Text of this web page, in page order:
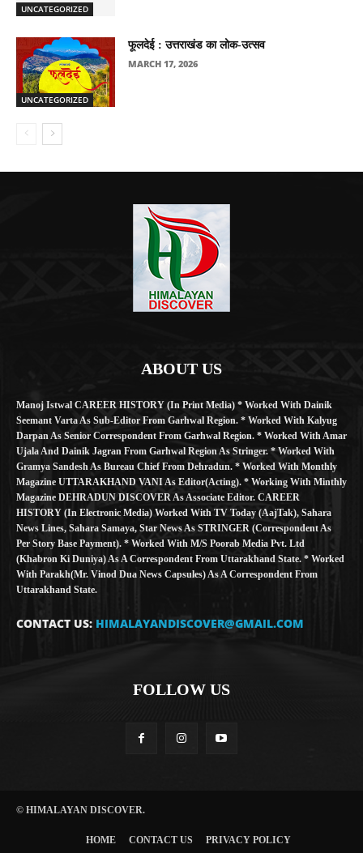
UNCATEGORIZED
UNCATEGORIZED
फूलदेई : उत्तराखंड का लोक-उत्सव
MARCH 17, 2026
ABOUT US
Manoj Istwal CAREER HISTORY (in Print Media) * Worked With Dainik
Seemant Varta As Sub-Editor From Garhwal Region. * Worked With Kalyug
Darpan As Senior Correspondent From Garhwal Region. * Worked With Amar
Ujala And Dainik Jagran From Garhwal Region As Stringer. * Worked With
Gramya Sandesh As Bureau Chief From Dehradun. * Worked With Monthly
Magazine UTTARAKHAND VANI As Editor(Acting). * Working With Minthly
Magazine DEHRADUN DISCOVER As Associate Editor. CAREER
HISTORY (in Electronic Media) Worked With TV Today (AajTak), Sahara
News Lines, Sahara Samaya, Star News As STRINGER (Correspondent As
Per Story Base Payment). * Worked With M/S Poorab Media Pvt. Ltd
(Khabron Ki Duniya) As A Correspondent From Uttarakhand State. * Worked
With Parakh(Mr. Vinod Dua News Capsules) As A Correspondent From
Uttarakhand State.
CONTACT US: HIMALAYANDISCOVER@GMAIL.COM
FOLLOW US
© HIMALAYAN DISCOVER.
HOME CONTACT US PRIVACY POLICY